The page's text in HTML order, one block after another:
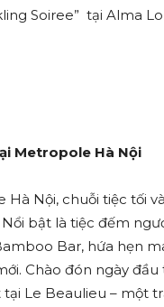
Soiree” tại Alma
Metropole Hà Nội
Nội, chuỗi tiệc tối
bật là tiệc đếm
Bar, hứa hẹn
Chào đón ngày
Le Beaulieu – một